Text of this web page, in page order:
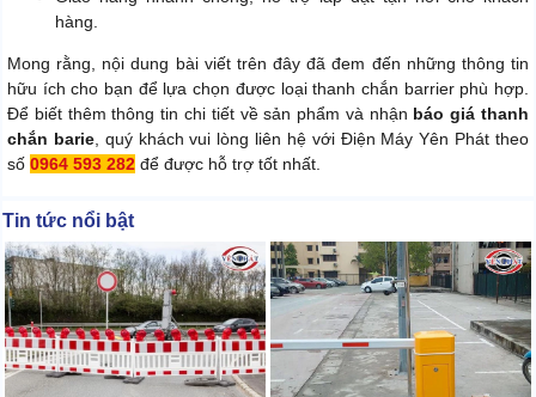
hàng.
Mong rằng, nội dung bài viết trên đây đã đem đến những thông tin
hữu ích cho bạn để lựa chọn được loại thanh chắn barrier phù hợp.
Để biết thêm thông tin chi tiết về sản phẩm và nhận báo giá thanh
chắn barie, quý khách vui lòng liên hệ với Điện Máy Yên Phát theo
số 0964 593 282 để được hỗ trợ tốt nhất.
Tin tức nổi bật